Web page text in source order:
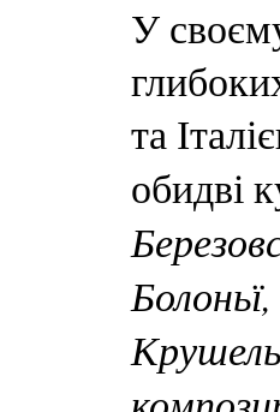
У
та
обидві